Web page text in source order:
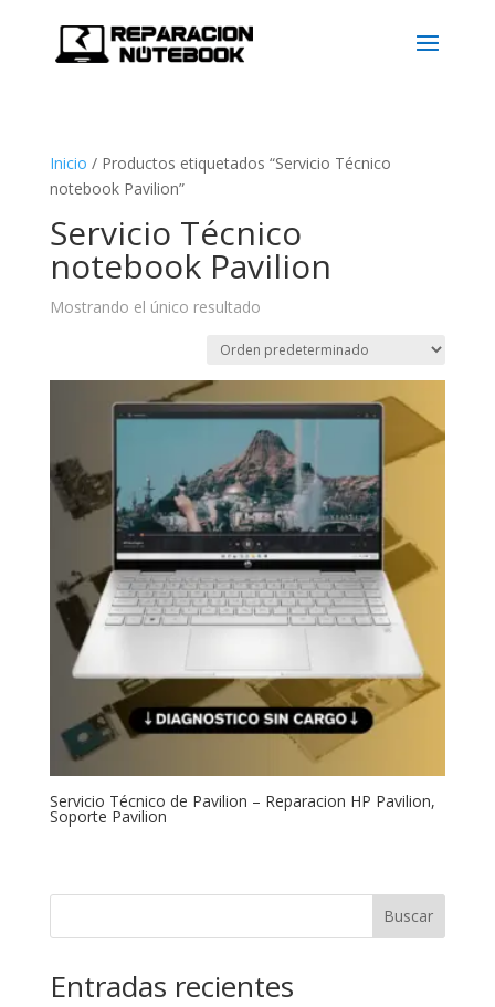
Inicio / Productos etiquetados “Servicio Técnico
notebook Pavilion”
Servicio Técnico
notebook Pavilion
Mostrando el único resultado
Servicio Técnico de Pavilion – Reparacion HP Pavilion,
Soporte Pavilion
Buscar
Entradas recientes